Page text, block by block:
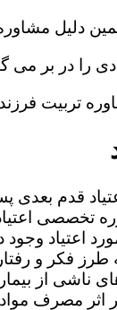
دلیل
را در بر می
تربیت
قدم بعدی
تخصصی
اعتیاد
فکر و
ناشی از
اثر مصرف